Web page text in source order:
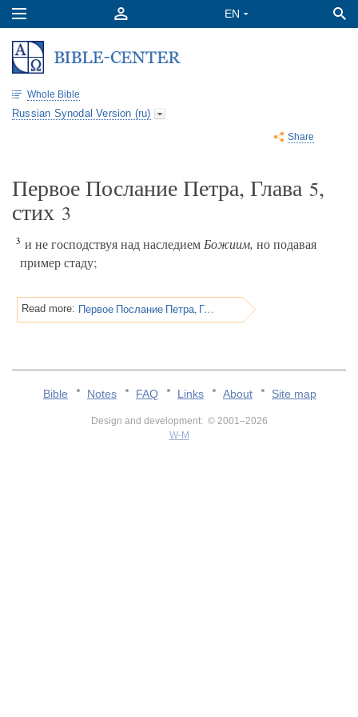
Whole Bible
Russian Synodal Version (ru)
Share
Первое Послание Петра, Глава 5,
стих 3
3 и не господствуя над наследием Божиим, но подавая
пример стаду;
Read more: Первое Послание Петра, Глава 5
Bible Notes FAQ Links About Site map
Design and development: © 2001–2026
W-M